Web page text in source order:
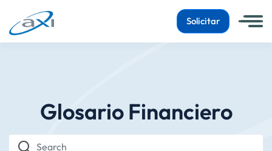
Solicitar
Glosario Financiero